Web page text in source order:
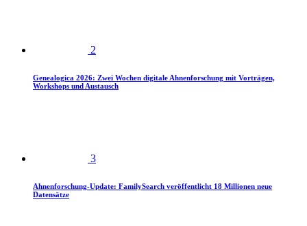
2
Genealogica 2026: Zwei Wochen digitale Ahnenforschung mit Vorträgen,
Workshops und Austausch
3
Ahnenforschung-Update: FamilySearch veröffentlicht 18 Millionen neue
Datensätze